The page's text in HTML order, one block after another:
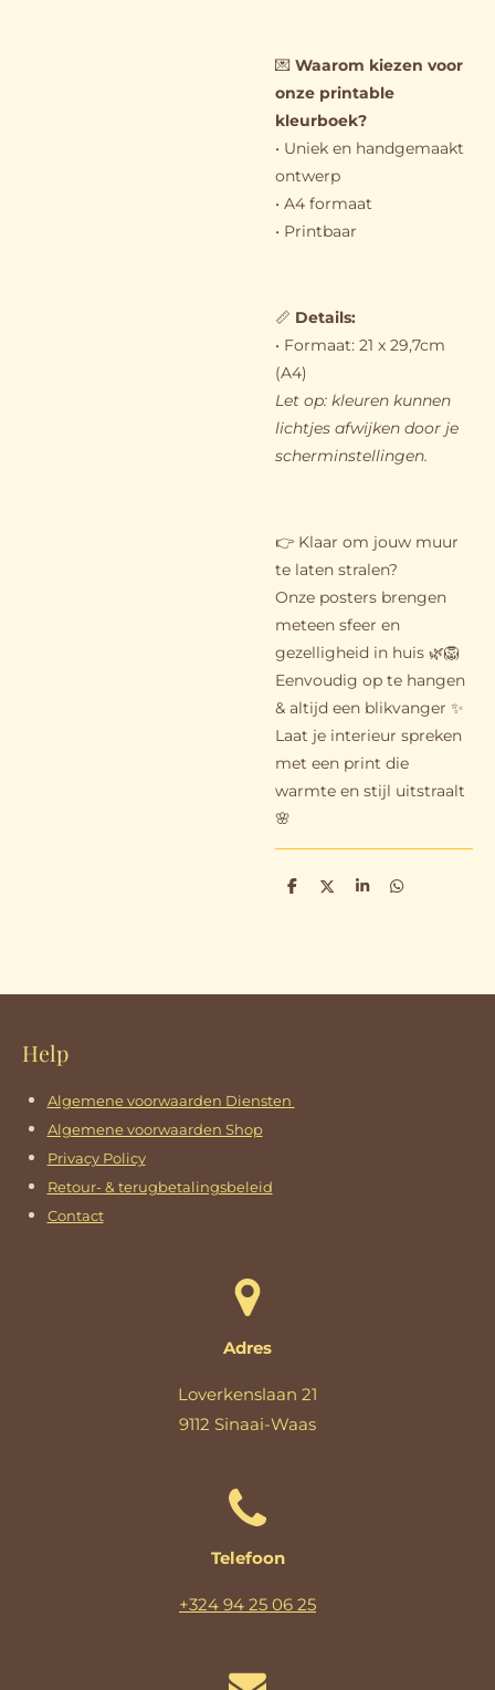
💌 Waarom kiezen voor
onze printable
kleurboek?
• Uniek en handgemaakt
ontwerp
• A4 formaat
• Printbaar
📏 Details:
• Formaat: 21 x 29,7cm
(A4)
Let op: kleuren kunnen
lichtjes afwijken door je
scherminstellingen.
👉 Klaar om jouw muur
te laten stralen?
Onze posters brengen
meteen sfeer en
gezelligheid in huis 🌿🦁
Eenvoudig op te hangen
& altijd een blikvanger ✨
Laat je interieur spreken
met een print die
warmte en stijl uitstraalt
🌸
D
D
S
D
Help
Algemene voorwaarden Diensten
Algemene voorwaarden Shop
Privacy Policy
Retour- & terugbetalingsbeleid
Contact
Adres
Loverkenslaan 21
9112 Sinaai-Waas
Telefoon
+324 94 25 06 25